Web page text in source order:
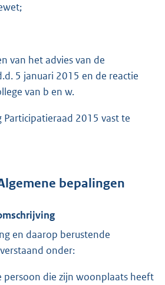
van het advies van de
5 januari 2015 en de reactie
van b en w.
Participatieraad 2015 vast te
bepalingen
en daarop berustende
onder:
persoon die zijn woonplaats heeft